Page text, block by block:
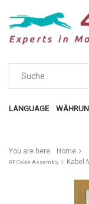
LANGUAGE
You are here: Home
RF Cable Assembly Kabel